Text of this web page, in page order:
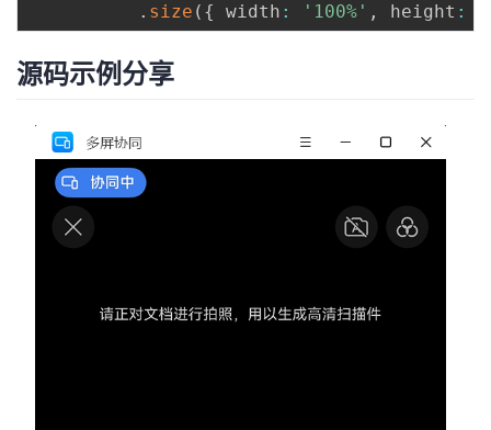
. size ( { width : '100%' , height :
源码示例分享